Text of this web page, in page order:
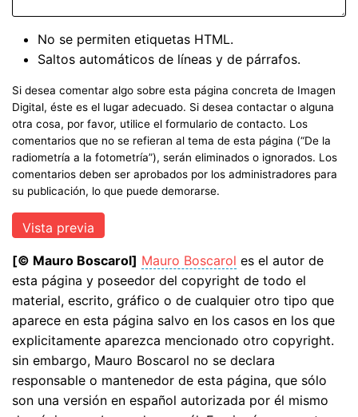
No se permiten etiquetas HTML.
Saltos automáticos de líneas y de párrafos.
Si desea comentar algo sobre esta página concreta de Imagen
Digital, éste es el lugar adecuado. Si desea contactar o alguna
otra cosa, por favor, utilice el formulario de contacto. Los
comentarios que no se refieran al tema de esta página (“De la
radiometría a la fotometría”), serán eliminados o ignorados. Los
comentarios deben ser aprobados por los administradores para
su publicación, lo que puede demorarse.
[© Mauro Boscarol] Mauro Boscarol es el autor de
esta página y poseedor del copyright de todo el
material, escrito, gráfico o de cualquier otro tipo que
aparece en esta página salvo en los casos en los que
explicitamente aparezca mencionado otro copyright.
sin embargo, Mauro Boscarol no se declara
responsable o mantenedor de esta página, que sólo
son una versión en español autorizada por él mismo